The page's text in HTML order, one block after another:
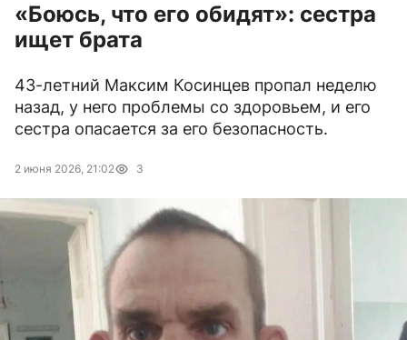
«Боюсь, что его обидят»: сестра
ищет брата
43-летний Максим Косинцев пропал неделю
назад, у него проблемы со здоровьем, и его
сестра опасается за его безопасность.
2 июня 2026, 21:02 3